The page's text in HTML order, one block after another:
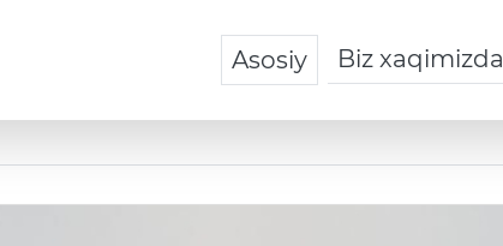
Asosiy Biz xaqimizda